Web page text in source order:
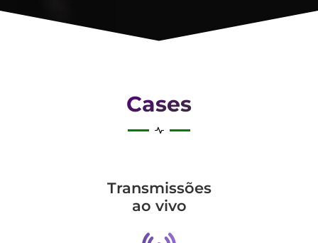
Cases
Transmis­sões
ao vivo